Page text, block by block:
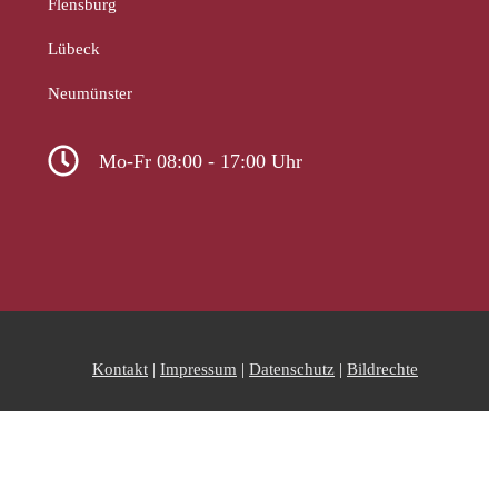
Flensburg
Lübeck
Neumünster
Mo-Fr 08:00 - 17:00 Uhr
Kontakt | Impressum | Datenschutz | Bildrechte